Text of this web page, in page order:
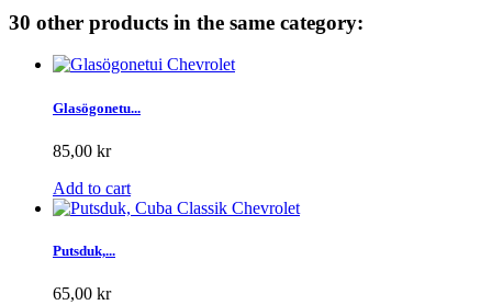
30 other products in the same category:
Glasögonetu...
85,00 kr
Add to cart
Putsduk,...
65,00 kr